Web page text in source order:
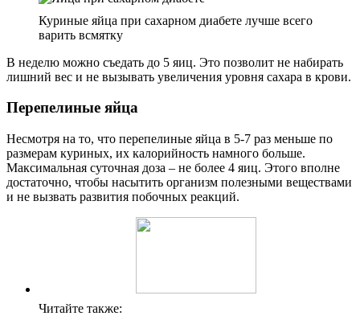
Куриные яйца при сахарном диабете лучше всего
варить всмятку
В неделю можно съедать до 5 яиц. Это позволит не набирать
лишний вес и не вызывать увеличения уровня сахара в крови.
Перепелиные яйца
Несмотря на то, что перепелиные яйца в 5-7 раз меньше по
размерам куриных, их калорийность намного больше.
Максимальная суточная доза – не более 4 яиц. Этого вполне
достаточно, чтобы насытить организм полезными веществами
и не вызвать развития побочных реакций.
Читайте также: